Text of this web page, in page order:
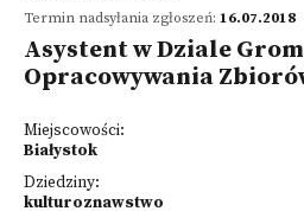
Termin nadsyłania zgłoszeń: 16.07.2018
Asystent w Dziale
Opracowywania
Miejscowości:
Białystok
Dziedziny:
kulturoznawstwo